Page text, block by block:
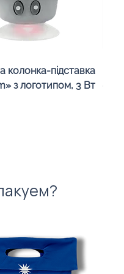
колонка-підставка
з логотипом, 3 Вт